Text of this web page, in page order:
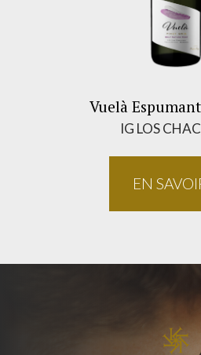
Vuelà
IG LOS
EN